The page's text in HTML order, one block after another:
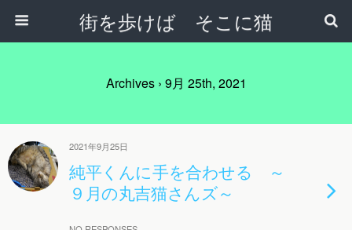
街を歩けば そこに猫
Archives › 9月 25th, 2021
2021年9月25日
純平くんに手を合わせる ～
９月の丸吉猫さんズ～